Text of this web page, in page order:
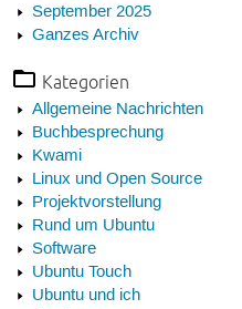
September 2025
Ganzes Archiv
Kategorien
Allgemeine Nachrichten
Buchbesprechung
Kwami
Linux und Open Source
Projektvorstellung
Rund um Ubuntu
Software
Ubuntu Touch
Ubuntu und ich